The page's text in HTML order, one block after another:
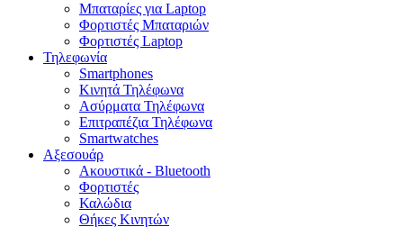
Μπαταρίες για Laptop
Φορτιστές Μπαταριών
Φορτιστές Laptop
Τηλεφωνία
Smartphones
Κινητά Τηλέφωνα
Ασύρματα Τηλέφωνα
Επιτραπέζια Τηλέφωνα
Smartwatches
Αξεσουάρ
Ακουστικά - Bluetooth
Φορτιστές
Καλώδια
Θήκες Κινητών